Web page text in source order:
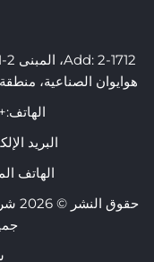
هوايوان الصناعية، منطقة
الهاتف:
البريد
الهاتف